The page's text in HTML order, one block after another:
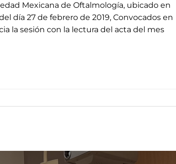
Mexicana de Oftalmología, ubicado en
día 27 de febrero de 2019, Convocados en
la sesión con la lectura del acta del mes